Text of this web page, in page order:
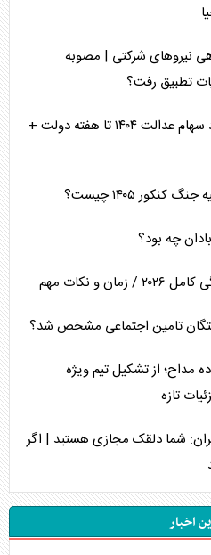
نیرو‌های شرکتی | مصوبه
تطبیق رفت؟
سهامداران بخوانند/ واریز سود سهام عدالت ۱۴۰۴ تا هفته دولت +
۱۴۰۵ چیست؟
چه بود؟
و نکات مهم
تامین اجتماعی مشخص شد؟
مداح؛ از تشکیل تیم ویژه
تازه
شما دلقک مجازی هستید | اگر
اخبار